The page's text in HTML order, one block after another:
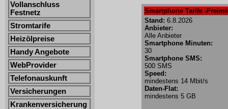
Vollanschluss
Festnetz
Stromtarife
Heizölpreise
Handy Angebote
WebProvider
Telefonauskunft
Versicherungen
Krankenversicherung
Smartphone Tarife -
Stand: 6.8.2026
Anbieter:
Alle Anbieter
Smartphone Minuten:
30
Smartphone SMS:
500 SMS
Speed:
mindestens 14 Mbit/s
Daten-Flat:
mindestens 5 GB